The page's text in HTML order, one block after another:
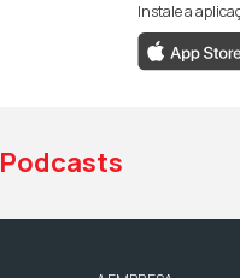
da RTP
da RTP
YouTube da
Instale a
Podcasts